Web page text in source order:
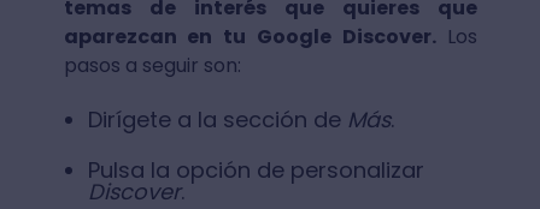
temas de interés que quieres que
aparezcan en tu Google Discover. Los
pasos a seguir son:
Dirígete a la sección de Más.
Pulsa la opción de personalizar
Discover.